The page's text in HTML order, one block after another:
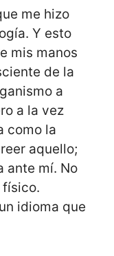
me hizo
Y esto
mis manos
de la
a
a la vez
como la
aquello;
ante mí. No
físico.
idioma que